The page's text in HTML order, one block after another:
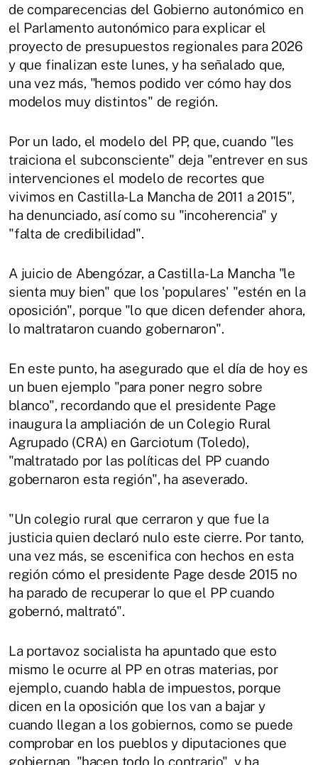
de comparecencias del Gobierno autonómico en
el Parlamento autonómico para explicar el
proyecto de presupuestos regionales para 2026
y que finalizan este lunes, y ha señalado que,
una vez más, "hemos podido ver cómo hay dos
modelos muy distintos" de región.
Por un lado, el modelo del PP, que, cuando "les
traiciona el subconsciente" deja "entrever en sus
intervenciones el modelo de recortes que
vivimos en Castilla-La Mancha de 2011 a 2015",
ha denunciado, así como su "incoherencia" y
"falta de credibilidad".
A juicio de Abengózar, a Castilla-La Mancha "le
sienta muy bien" que los 'populares' "estén en la
oposición", porque "lo que dicen defender ahora,
lo maltrataron cuando gobernaron".
En este punto, ha asegurado que el día de hoy es
un buen ejemplo "para poner negro sobre
blanco", recordando que el presidente Page
inaugura la ampliación de un Colegio Rural
Agrupado (CRA) en Garciotum (Toledo),
"maltratado por las políticas del PP cuando
gobernaron esta región", ha aseverado.
"Un colegio rural que cerraron y que fue la
justicia quien declaró nulo este cierre. Por tanto,
una vez más, se escenifica con hechos en esta
región cómo el presidente Page desde 2015 no
ha parado de recuperar lo que el PP cuando
gobernó, maltrató".
La portavoz socialista ha apuntado que esto
mismo le ocurre al PP en otras materias, por
ejemplo, cuando habla de impuestos, porque
dicen en la oposición que los van a bajar y
cuando llegan a los gobiernos, como se puede
comprobar en los pueblos y diputaciones que
gobiernan, "hacen todo lo contrario", y ha